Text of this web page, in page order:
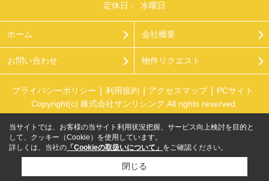
定休日：
水曜日
ホーム 会社概要
お問い合わせ 物件リクエスト
プライバシーポリシー 利用規約 アクセスマップ
PCサイト
Copyright(c) 株式会社サンリシング All rights reserved.
当サイトでは、お客様の当サイト利用状況把握、サービス向上検討を目的と
して、クッキー（Cookie）を使用しています。
詳しくは、当社の 「Cookieの取扱いについて」 をご確認ください。
閉じる